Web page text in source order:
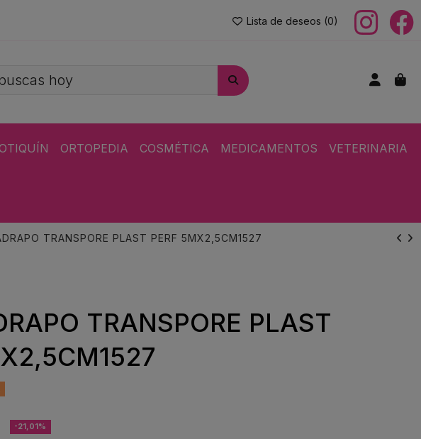
Lista de deseos (0)
ORTOPEDIA COSMÉTICA MEDICAMENTOS VETERINARIA
TRANSPORE PLAST PERF 5MX2,5CM1527
TRANSPORE PLAST
-21,01%